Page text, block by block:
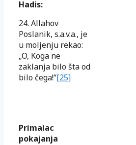
Hadis:
24. Allahov
Poslanik, s.a.v.a., je
u moljenju rekao:
„O, Koga ne
zaklanja bilo šta od
bilo čega!“[25]
Primalac
pokajanja